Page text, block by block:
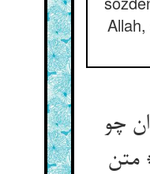
چو
متن